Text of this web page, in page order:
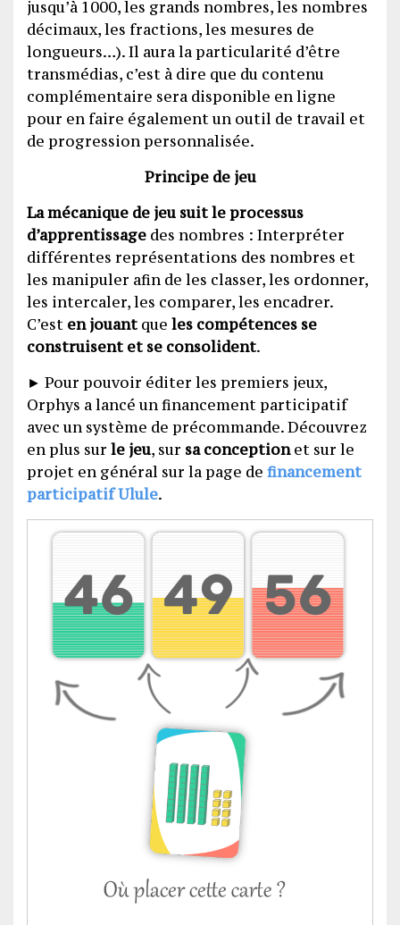
jusqu’à 1000, les grands nombres, les nombres
décimaux, les fractions, les mesures de
longueurs…). Il aura la particularité d’être
transmédias, c’est à dire que du contenu
complémentaire sera disponible en ligne
pour en faire également un outil de travail et
de progression personnalisée.
Principe de jeu
La mécanique de jeu suit le processus
d’apprentissage des nombres : Interpréter
différentes représentations des nombres et
les manipuler afin de les classer, les ordonner,
les intercaler, les comparer, les encadrer.
C’est en jouant que les compétences se
construisent et se consolident.
► Pour pouvoir éditer les premiers jeux,
Orphys a lancé un financement participatif
avec un système de précommande. Découvrez
en plus sur le jeu, sur sa conceptionet sur le
projet en général sur la page de financement
participatif Ulule.